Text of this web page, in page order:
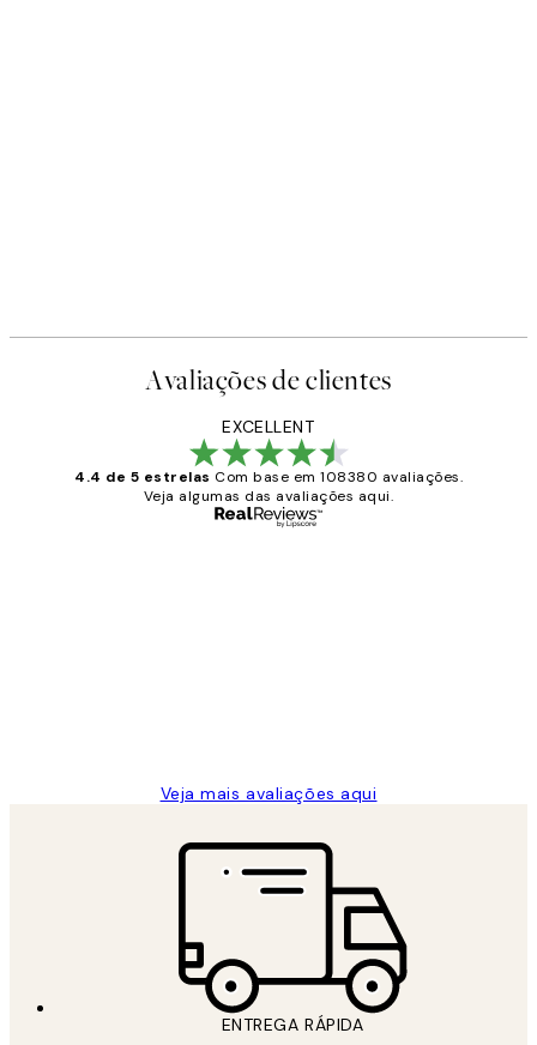
Avaliações de clientes
EXCELLENT
4.4 de 5 estrelas Com base em 108380 avaliações.
Veja algumas das avaliações aqui.
Veja mais avaliações aqui
ENTREGA RÁPIDA